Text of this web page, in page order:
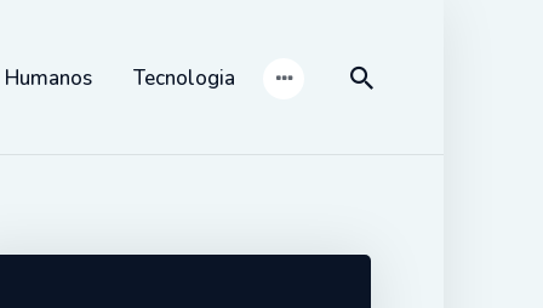
Tecnologia